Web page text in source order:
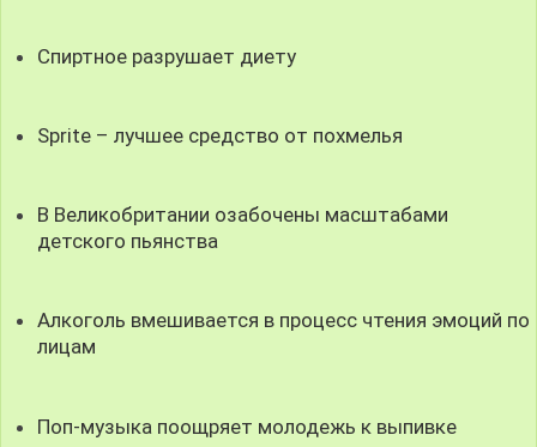
Спиртное разрушает диету
Sprite – лучшее средство от похмелья
В Великобритании озабочены масштабами
детского пьянства
Алкоголь вмешивается в процесс чтения эмоций по
лицам
Поп-музыка поощряет молодежь к выпивке